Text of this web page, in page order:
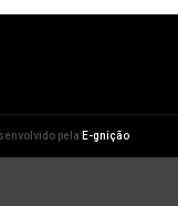
pela E-gnição